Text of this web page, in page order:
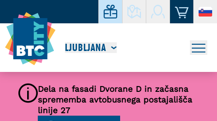
LJUBLJANA
Dela na fasadi Dvorane D in začasna
sprememba avtobusnega postajališča
linije 27